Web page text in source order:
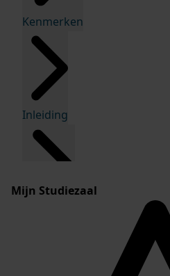
Kenmerken
Inleiding
Mijn Studiezaal